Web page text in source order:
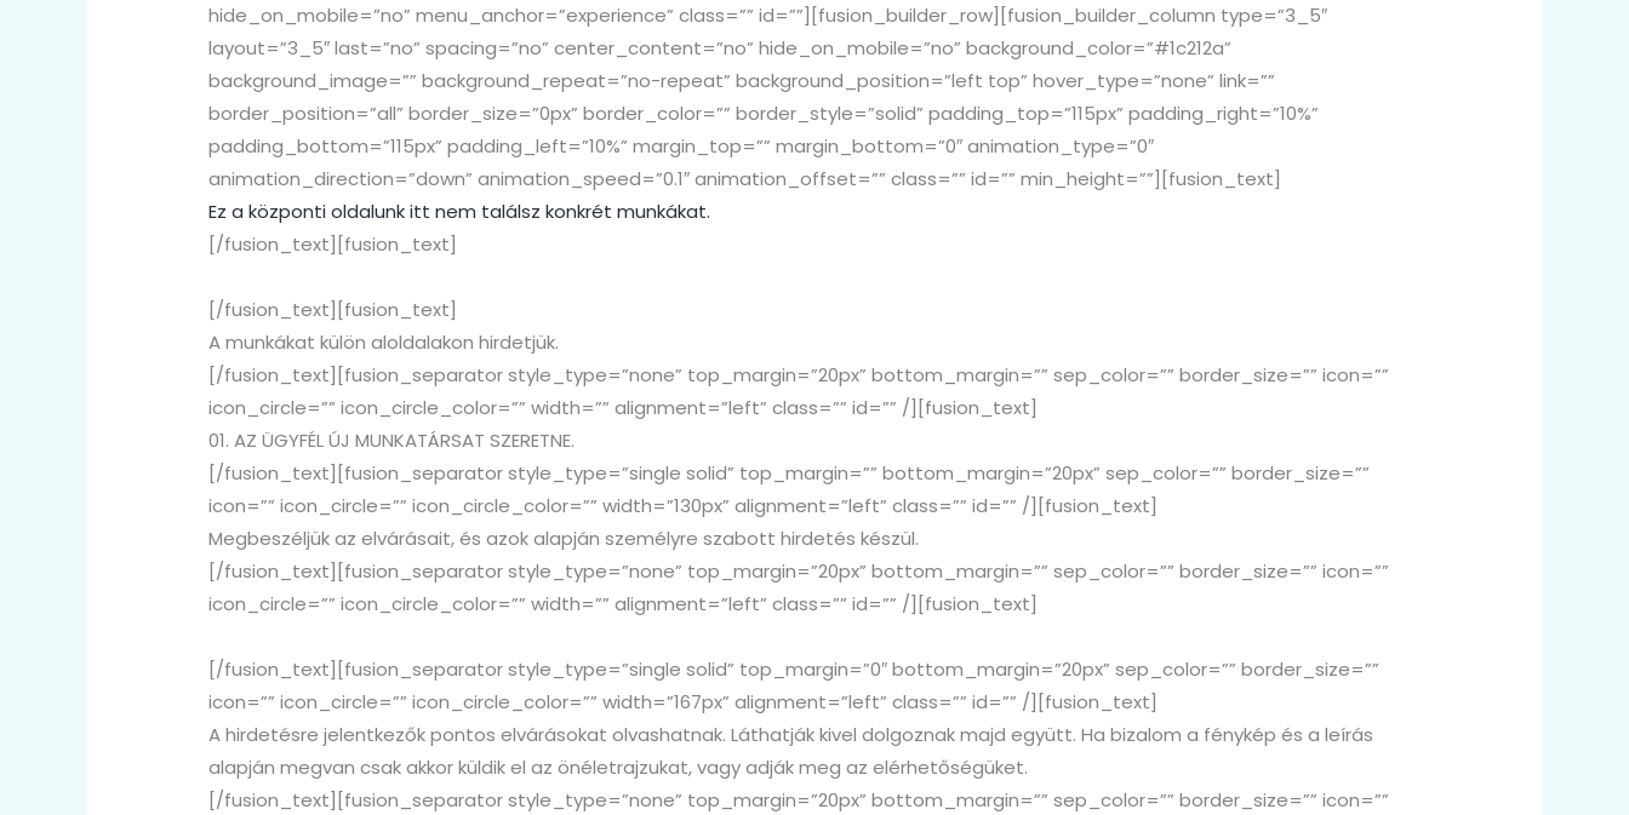
hide_on_mobile=”no” menu_anchor=”experience” class=”” id=””][fusion_builder_row][fusion_builder_column type=”3_5″
layout=”3_5″ last=”no” spacing=”no” center_content=”no” hide_on_mobile=”no” background_color=”#1c212a”
background_image=”” background_repeat=”no-repeat” background_position=”left top” hover_type=”none” link=””
border_position=”all” border_size=”0px” border_color=”” border_style=”solid” padding_top=”115px” padding_right=”10%”
padding_bottom=”115px” padding_left=”10%” margin_top=”” margin_bottom=”0″ animation_type=”0″
animation_direction=”down” animation_speed=”0.1″ animation_offset=”” class=”” id=”” min_height=””][fusion_text]
Ez a központi oldalunk itt nem találsz konkrét munkákat.
[/fusion_text][fusion_text]
[/fusion_text][fusion_text]
A munkákat külön aloldalakon hirdetjük.
[/fusion_text][fusion_separator style_type=”none” top_margin=”20px” bottom_margin=”” sep_color=”” border_size=”” icon=””
icon_circle=”” icon_circle_color=”” width=”” alignment=”left” class=”” id=”” /][fusion_text]
01. AZ ÜGYFÉL ÚJ MUNKATÁRSAT SZERETNE.
[/fusion_text][fusion_separator style_type=”single solid” top_margin=”” bottom_margin=”20px” sep_color=”” border_size=””
icon=”” icon_circle=”” icon_circle_color=”” width=”130px” alignment=”left” class=”” id=”” /][fusion_text]
Megbeszéljük az elvárásait, és azok alapján személyre szabott hirdetés készül.
[/fusion_text][fusion_separator style_type=”none” top_margin=”20px” bottom_margin=”” sep_color=”” border_size=”” icon=””
icon_circle=”” icon_circle_color=”” width=”” alignment=”left” class=”” id=”” /][fusion_text]
[/fusion_text][fusion_separator style_type=”single solid” top_margin=”0″ bottom_margin=”20px” sep_color=”” border_size=””
icon=”” icon_circle=”” icon_circle_color=”” width=”167px” alignment=”left” class=”” id=”” /][fusion_text]
A hirdetésre jelentkezők pontos elvárásokat olvashatnak. Láthatják kivel dolgoznak majd együtt. Ha bizalom a fénykép és a leírás
alapján megvan csak akkor küldik el az önéletrajzukat, vagy adják meg az elérhetőségüket.
[/fusion_text][fusion_separator style_type=”none” top_margin=”20px” bottom_margin=”” sep_color=”” border_size=”” icon=””